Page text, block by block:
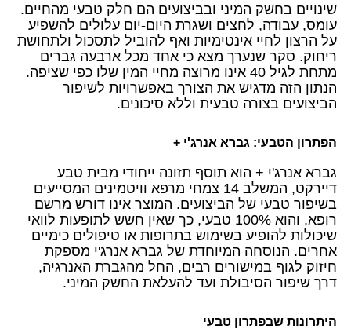
שינויים בחשק המיני ובביצועים הם חלק טבעי מהחיים.
עומס, עבודה, לחצים ושגרת היום-יום עלולים להשפיע
על הרצון לחיי אינטימיות ואף להוביל לתסכול ולתחושת
ריחוק. סקר שנערך מצא כי אחד מכל ארבעה גברים
מתחת לגיל 40 אינו מרוצה מחיי המין שלו כפי שציפה.
הנתון הזה מדגיש את הצורך באפשרויות לשיפור
הביצועים בצורה טבעית וללא סיכונים.
הפתרון הטבעי: גברא אנרג'י +
גברא אנרג'י + הוא תוסף תזונה ייחודי מבית טבע
דיירקט, המשלב 14 צמחי מרפא וויטמינים המסייעים
בשיפור טבעי של הביצועים. המוצר אינו דורש מרשם
רופא, והוא 100% טבעי, כך שאין חשש לתופעות לוואי
שיכולות להופיע בשימוש בתרופות או טיפולים כימיים
אחרים. הנוסחה המיוחדת של גברא אנרג'י מספקת
חיזוק לגוף במישורים רבים, החל מהגברת האנרגיה,
דרך שיפור הסיבולת ועד להעלאת החשק המיני.
היתרונות שבפתרון טבעי